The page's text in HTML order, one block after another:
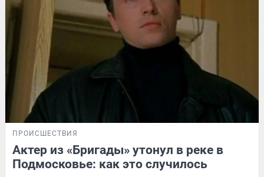
ПРОИСШЕСТВИЯ
Актер из «Бригады» утонул в реке в
Подмосковье: как это случилось